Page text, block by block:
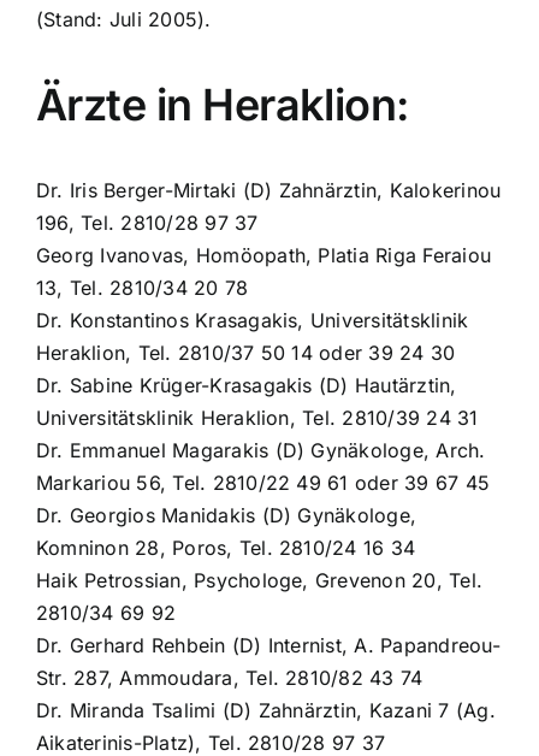
(Stand: Juli 2005).
Ärzte in Heraklion:
Dr. Iris Berger-Mirtaki (D) Zahnärztin, Kalokerinou
196, Tel. 2810/28 97 37
Georg Ivanovas, Homöopath, Platia Riga Feraiou
13, Tel. 2810/34 20 78
Dr. Konstantinos Krasagakis, Universitätsklinik
Heraklion, Tel. 2810/37 50 14 oder 39 24 30
Dr. Sabine Krüger-Krasagakis (D) Hautärztin,
Universitätsklinik Heraklion, Tel. 2810/39 24 31
Dr. Emmanuel Magarakis (D) Gynäkologe, Arch.
Markariou 56, Tel. 2810/22 49 61 oder 39 67 45
Dr. Georgios Manidakis (D) Gynäkologe,
Komninon 28, Poros, Tel. 2810/24 16 34
Haik Petrossian, Psychologe, Grevenon 20, Tel.
2810/34 69 92
Dr. Gerhard Rehbein (D) Internist, A. Papandreou-
Str. 287, Ammoudara, Tel. 2810/82 43 74
Dr. Miranda Tsalimi (D) Zahnärztin, Kazani 7 (Ag.
Aikaterinis-Platz), Tel. 2810/28 97 37